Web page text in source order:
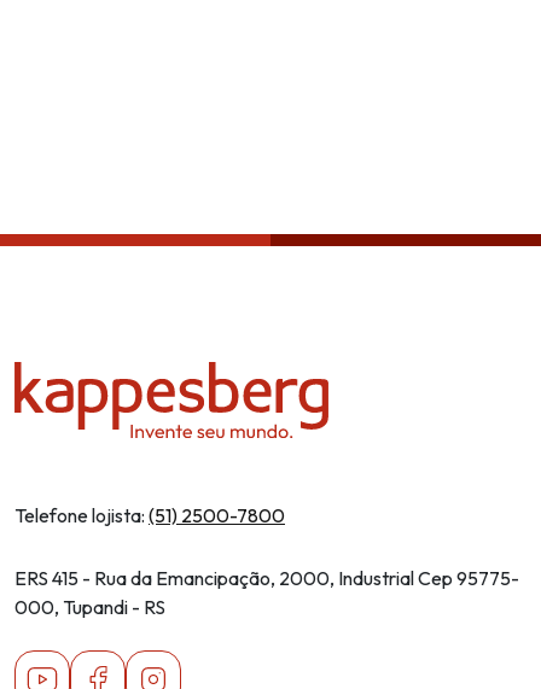
Telefone lojista: (51) 2500-7800
ERS 415 - Rua da Emancipação, 2000, Industrial Cep 95775-
000, Tupandi - RS
YoutubeFacebookInstagram